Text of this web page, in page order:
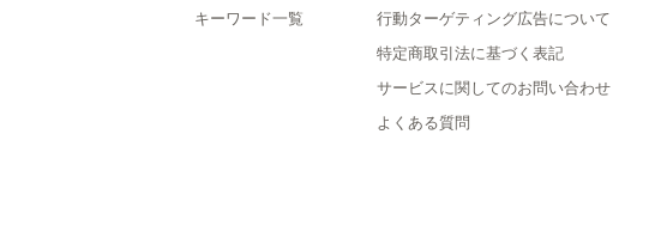
キーワード一覧
行動ターゲティング広告について
特定商取引法に基づく表記
サービスに関してのお問い合わせ
よくある質問